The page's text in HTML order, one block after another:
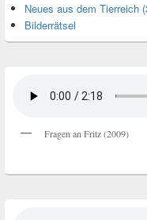
Neues aus dem Tierreich
Bilderrätsel
Fragen an Fritz (2009)